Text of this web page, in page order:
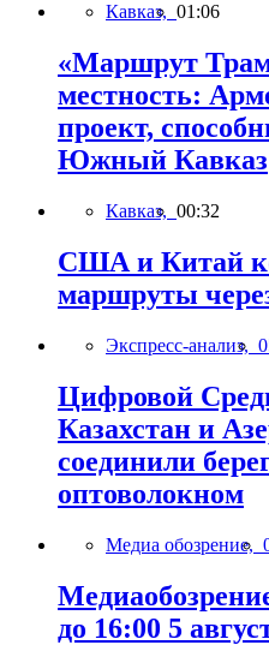
Кавказ, 01:06
«Маршрут
местность:
проект,
Южный Кавказ
Кавказ, 00:32
США и Китай
маршруты
Экспресс-анализ,
Цифровой
Казахстан и
соединили
оптоволокном
Медиа обозрение,
до 16:00 5